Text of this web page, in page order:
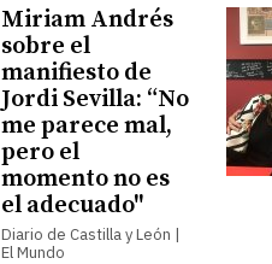
Miriam Andrés
sobre el
manifiesto de
Jordi Sevilla: “No
me parece mal,
pero el
momento no es
el adecuado"
Diario de Castilla y León |
El Mundo